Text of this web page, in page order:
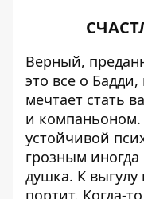
Верный,
это все о
мечтает стать
и
устойчивой
грозным
душка. К
портит. Когда-